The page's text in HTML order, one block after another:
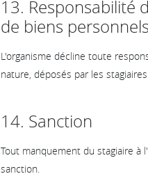
13. Responsabilité
de biens
L'organisme décline toute
nature, déposés par les
14. Sanction
Tout manquement du stagiaire
sanction.